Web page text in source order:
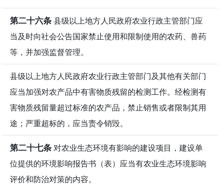
第二十六条县级以上地方人民政府农业行政主管部门应
当及时向社会公告国家禁止使用和限制使用的农药、兽药
等，并加强监督管理。
县级以上地方人民政府农业行政主管部门及其他有关部门
应当加强对农产品中有害物质残留的检测工作。经检测有
害物质残留量超过标准的农产品，禁止销售或者限制其用
途；严重超标的，应当责令销毁。
第二十七条对农业生态环境有影响的建设项目，建设单
位提供的环境影响报告书（表）应当有农业生态环境影响
评价和防治对策的内容。